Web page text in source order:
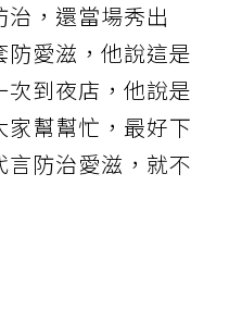
，還當場秀出
防愛滋，他說這是
次到夜店，他說是
幫幫忙，最好下
防治愛滋，就不